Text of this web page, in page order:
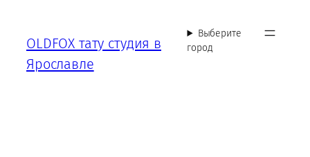
содержимому
OLDFOX тату студия в
Ярославле
Выберите
город